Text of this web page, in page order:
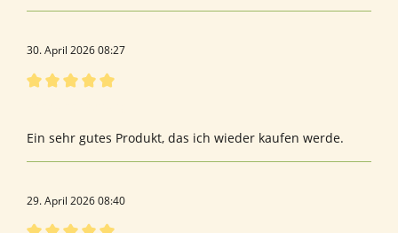
30. April 2026 08:27
Ein sehr gutes Produkt, das ich wieder kaufen werde.
29. April 2026 08:40